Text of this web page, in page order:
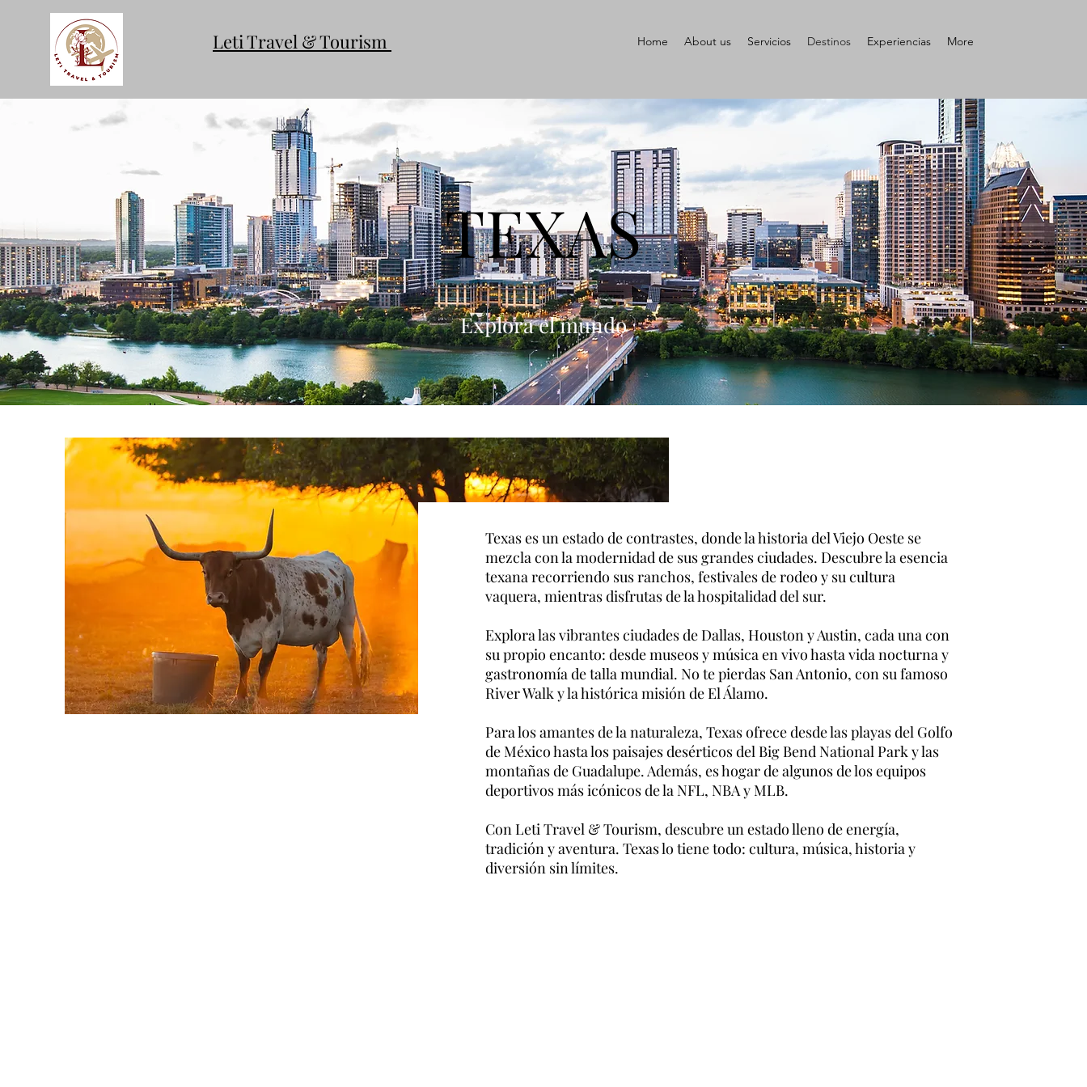
Home About us Servicios Destinos Experiencias More
Leti Travel & Tourism
TEXAS
Explora el mundo
Texas es un estado de contrastes, donde la historia del Viejo Oeste se
mezcla con la modernidad de sus grandes ciudades. Descubre la esencia
texana recorriendo sus ranchos, festivales de rodeo y su cultura
vaquera, mientras disfrutas de la hospitalidad del sur.
Explora las vibrantes ciudades de Dallas, Houston y Austin, cada una con
su propio encanto: desde museos y música en vivo hasta vida nocturna y
gastronomía de talla mundial. No te pierdas San Antonio, con su famoso
River Walk y la histórica misión de El Álamo.
Para los amantes de la naturaleza, Texas ofrece desde las playas del Golfo
de México hasta los paisajes desérticos del Big Bend National Park y las
montañas de Guadalupe. Además, es hogar de algunos de los equipos
deportivos más icónicos de la NFL, NBA y MLB.
Con Leti Travel & Tourism, descubre un estado lleno de energía,
tradición y aventura. Texas lo tiene todo: cultura, música, historia y
diversión sin límites.